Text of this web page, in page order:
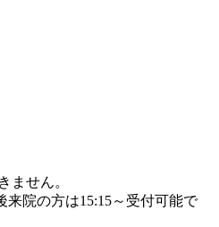
ません。
来院の方は15:15～受付可能で